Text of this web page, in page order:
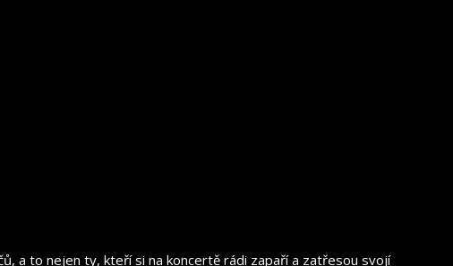
a to nejen ty, kteří si na koncertě rádi zapaří a zatřesou svojí